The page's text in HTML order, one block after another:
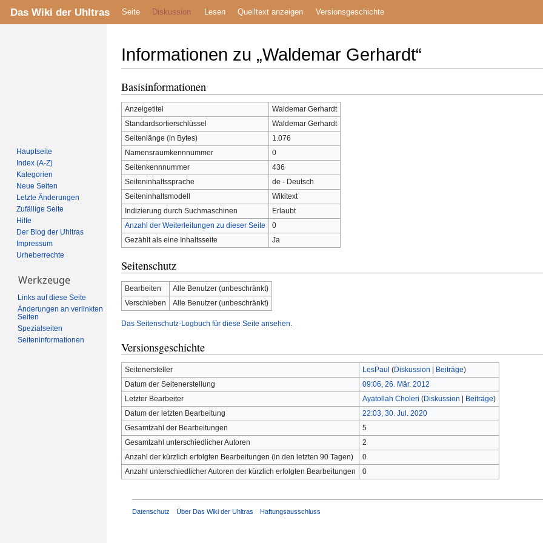
Informationen zu „Waldemar Gerhardt“
Zur
springen
Zur
springen
Basisinformationen
Anzeigetitel
Waldemar Gerhardt
Standardsortierschlüssel
Waldemar Gerhardt
Seitenlänge (in Bytes)
1.076
Namensraumkennnummer
0
Seitenkennnummer
436
Seiteninhaltssprache
de - Deutsch
Seiteninhaltsmodell
Wikitext
Indizierung durch Suchmaschinen
Erlaubt
Anzahl der Weiterleitungen zu dieser Seite
0
Gezählt als eine Inhaltsseite
Ja
Seitenschutz
Bearbeiten
Alle Benutzer (unbeschränkt)
Verschieben
Alle Benutzer (unbeschränkt)
Das Seitenschutz-Logbuch für diese Seite ansehen.
Versionsgeschichte
Seitenersteller LesPaul (Diskussion Beiträge)
Datum der Seitenerstellung
09:06, 26. Mär. 2012
Letzter Bearbeiter
Ayatollah Choleri (Diskussion Beiträge)
Datum der letzten Bearbeitung
22:03, 30. Jul. 2020
Gesamtzahl der Bearbeitungen
5
Gesamtzahl unterschiedlicher Autoren
2
Anzahl der kürzlich erfolgten Bearbeitungen (in den letzten 90 Tagen)
0
Anzahl unterschiedlicher Autoren der kürzlich erfolgten Bearbeitungen
0
Datenschutz Über Das Wiki der Uhltras Haftungsausschluss
Das Wiki der Uhltras Seite Diskussion Lesen Quelltext anzeigen Versionsgeschichte
Hauptseite
Index (A-Z)
Kategorien
Neue Seiten
Letzte Änderungen
Zufällige Seite
Hilfe
Der Blog der Uhltras
Impressum
Urheberrechte
Werkzeuge
Links auf diese Seite
Änderungen an verlinkten
Seiten
Spezialseiten
Seiten­­informationen